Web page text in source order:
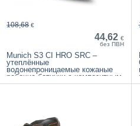
44,62 €
без ПВН
108,68 €
Munich S3 CI HRO SRC –
утеплённые
водонепроницаемые кожаные
рабочие ботинки с композитным
носком